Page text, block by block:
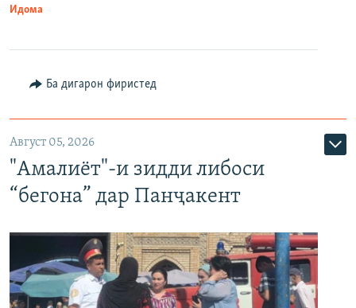
Идома
Ба дигарон фиристед
Август 05, 2026
"Амалиёт"-и зидди либоси
“бегона” дар Панҷакент